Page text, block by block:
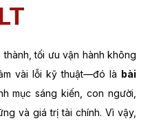
tối ưu vận hành không
vài lỗi kỹ thuật—đó là bài
mục sáng kiến, con người,
và giá trị tài chính. Vì vậy,